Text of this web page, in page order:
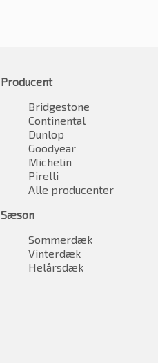
Producent
Bridgestone
Continental
Dunlop
Goodyear
Michelin
Pirelli
Alle producenter
Sæson
Sommerdæk
Vinterdæk
Helårsdæk